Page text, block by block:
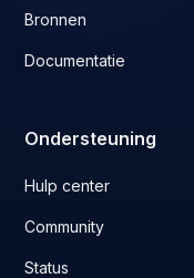
Bronnen
Documentatie
Ondersteuning
Hulp center
Community
Status